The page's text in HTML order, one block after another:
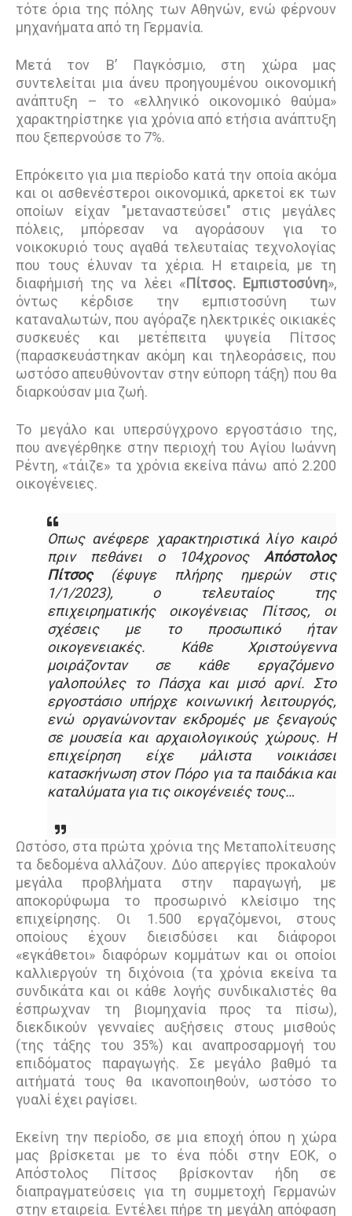
τότε όρια της πόλης των Αθηνών, ενώ φέρνουν
μηχανήματα από τη Γερμανία.
Μετά τον Β’ Παγκόσμιο, στη χώρα μας
συντελείται μια άνευ προηγουμένου οικονομική
ανάπτυξη – το «ελληνικό οικονομικό θαύμα»
χαρακτηρίστηκε για χρόνια από ετήσια ανάπτυξη
που ξεπερνούσε το 7%.
Επρόκειτο για μια περίοδο κατά την οποία ακόμα
και οι ασθενέστεροι οικονομικά, αρκετοί εκ των
οποίων είχαν "μεταναστεύσει" στις μεγάλες
πόλεις, μπόρεσαν να αγοράσουν για το
νοικοκυριό τους αγαθά τελευταίας τεχνολογίας
που τους έλυναν τα χέρια. Η εταιρεία, με τη
διαφήμισή της να λέει «Πίτσος. Εμπιστοσύνη»,
όντως κέρδισε την εμπιστοσύνη των
καταναλωτών, που αγόραζε ηλεκτρικές οικιακές
συσκευές και μετέπειτα ψυγεία Πίτσος
(παρασκευάστηκαν ακόμη και τηλεοράσεις, που
ωστόσο απευθύνονταν στην εύπορη τάξη) που θα
διαρκούσαν μια ζωή.
Το μεγάλο και υπερσύγχρονο εργοστάσιο της,
που ανεγέρθηκε στην περιοχή του Αγίου Ιωάννη
Ρέντη, «τάιζε» τα χρόνια εκείνα πάνω από 2.200
οικογένειες.
Οπως ανέφερε χαρακτηριστικά λίγο καιρό
πριν πεθάνει ο 104χρονος Απόστολος
Πίτσος (έφυγε πλήρης ημερών στις
1/1/2023), ο τελευταίος της
επιχειρηματικής οικογένειας Πίτσος, οι
σχέσεις με το προσωπικό ήταν
οικογενειακές. Κάθε Χριστούγεννα
μοιράζονταν σε κάθε εργαζόμενο
γαλοπούλες το Πάσχα και μισό αρνί. Στο
εργοστάσιο υπήρχε κοινωνική λειτουργός,
ενώ οργανώνονταν εκδρομές με ξεναγούς
σε μουσεία και αρχαιολογικούς χώρους. Η
επιχείρηση είχε μάλιστα νοικιάσει
κατασκήνωση στον Πόρο για τα παιδάκια και
καταλύματα για τις οικογένειές τους…
Ωστόσο, στα πρώτα χρόνια της Μεταπολίτευσης
τα δεδομένα αλλάζουν. Δύο απεργίες προκαλούν
μεγάλα προβλήματα στην παραγωγή, με
αποκορύφωμα το προσωρινό κλείσιμο της
επιχείρησης. Οι 1.500 εργαζόμενοι, στους
οποίους έχουν διεισδύσει και διάφοροι
«εγκάθετοι» διαφόρων κομμάτων και οι οποίοι
καλλιεργούν τη διχόνοια (τα χρόνια εκείνα τα
συνδικάτα και οι κάθε λογής συνδικαλιστές θα
έσπρωχναν τη βιομηχανία προς τα πίσω),
διεκδικούν γενναίες αυξήσεις στους μισθούς
(της τάξης του 35%) και αναπροσαρμογή του
επιδόματος παραγωγής. Σε μεγάλο βαθμό τα
αιτήματά τους θα ικανοποιηθούν, ωστόσο το
γυαλί έχει ραγίσει.
Εκείνη την περίοδο, σε μια εποχή όπου η χώρα
μας βρίσκεται με το ένα πόδι στην ΕΟΚ, ο
Απόστολος Πίτσος βρίσκονταν ήδη σε
διαπραγματεύσεις για τη συμμετοχή Γερμανών
στην εταιρεία. Εντέλει πήρε τη μεγάλη απόφαση